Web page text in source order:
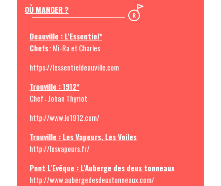
OÙ MANGER ?
Deauville : L'Essentiel*
Chefs: Mi-Ra et Charles
https://lessentieldeauville.com
Trouville : 1912*
Chef : Johan Thyriot
http://www.le1912.com/
Trouville : Les Vapeurs, Les Voiles
http://lesvapeurs.fr/
Pont L'Evêque : L'Auberge des deux tonneaux
http://www.aubergedesdeuxtonneaux.com/